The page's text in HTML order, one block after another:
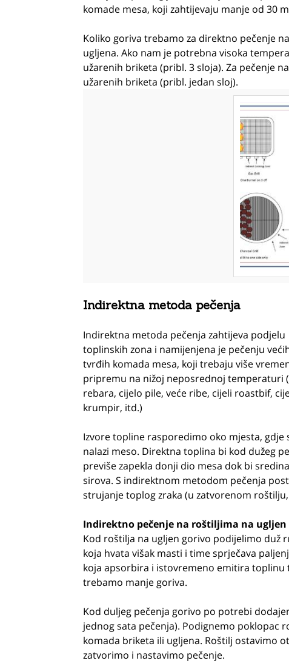
komade mesa, koji zahtijevaju manje od 30
Koliko goriva trebamo za direktno pečenje
ugljena. Ako nam je potrebna visoka
užarenih briketa (pribl. 3 sloja). Za pečenje
užarenih briketa (pribl. jedan sloj).
Indirektna metoda pečenja
Indirektna metoda pečenja zahtijeva podjelu
toplinskih zona i namijenjena je pečenju
tvrđih komada mesa, koji trebaju više
pripremu na nižoj neposrednoj temperaturi
rebara, cijelo pile, veće ribe, cijeli roastbif,
krumpir, itd.)
Izvore topline rasporedimo oko mjesta, gdje
nalazi meso. Direktna toplina bi kod dužeg
previše zapekla donji dio mesa dok bi
sirova. S indirektnom metodom pečenja
strujanje toplog zraka (u zatvorenom
Indirektno pečenje na roštiljima na ugljen
Kod roštilja na ugljen gorivo podijelimo duž
koja hvata višak masti i time sprječava
koja apsorbira i istovremeno emitira toplinu
trebamo manje goriva.
Kod duljeg pečenja gorivo po potrebi
jednog sata pečenja). Podignemo poklopac
komada briketa ili ugljena. Roštilj ostavimo
zatvorimo i nastavimo pečenje.